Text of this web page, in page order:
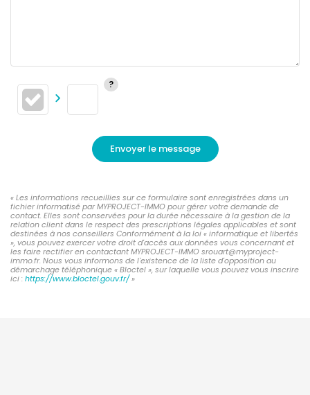
Envoyer le message
« Les informations recueillies sur ce formulaire sont enregistrées dans un
fichier informatisé par MYPROJECT-IMMO pour gérer votre demande de
contact. Elles sont conservées pour la durée nécessaire à la gestion de la
relation client dans le respect des prescriptions légales applicables et sont
destinées à nos conseillers Conformément à la loi « informatique et libertés
», vous pouvez exercer votre droit d'accès aux données vous concernant et
les faire rectifier en contactant MYPROJECT-IMMO srouart@myproject-
immo.fr. Nous vous informons de l'existence de la liste d'opposition au
démarchage téléphonique « Bloctel », sur laquelle vous pouvez vous inscrire
ici : https://www.bloctel.gouv.fr/»